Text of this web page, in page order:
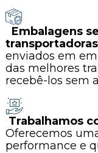
Embalagens
enviados em
das melhores
recebê-los sem
Trabalhamos
Oferecemos
performance e